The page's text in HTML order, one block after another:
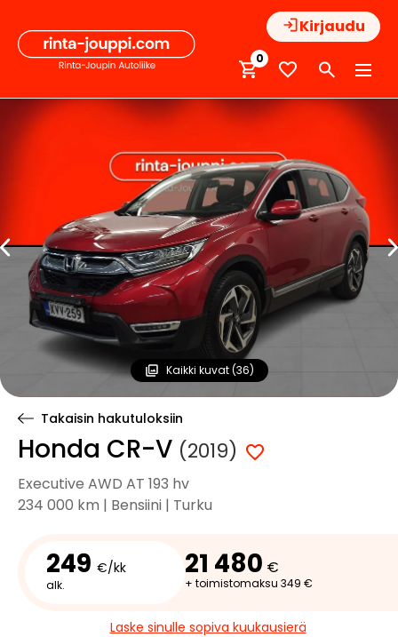
sisältöön
Kirjaudu
0
Kaikki kuvat (36)
Takaisin hakutuloksiin
Honda CR-V (2019)
Executive AWD AT 193 hv
234 000 km | Bensiini | Turku
249 €/kk
alk.
21 480 €
+ toimistomaksu 349 €
Laske sinulle sopiva kuukausierä